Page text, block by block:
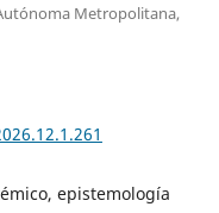
Metropolitana,
epistemología